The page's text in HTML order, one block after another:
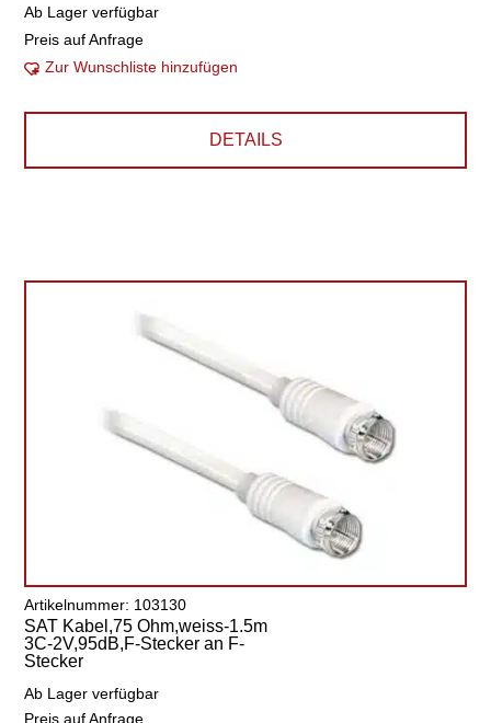
Ab Lager verfügbar
Preis auf Anfrage
Zur Wunschliste hinzufügen
DETAILS
Artikelnummer: 103130
SAT Kabel,75 Ohm,weiss-1.5m
3C-2V,95dB,F-Stecker an F-
Stecker
Ab Lager verfügbar
Preis auf Anfrage